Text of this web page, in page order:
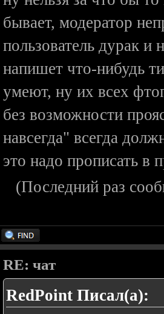
бывает, модератор
пользователь дурак и
напишет что-нибудь
умеют, ну их всех
без возможности
навсегда" всегда
это надо прописать в
(Последний раз
RE: чат
RedPoint Писал(а):